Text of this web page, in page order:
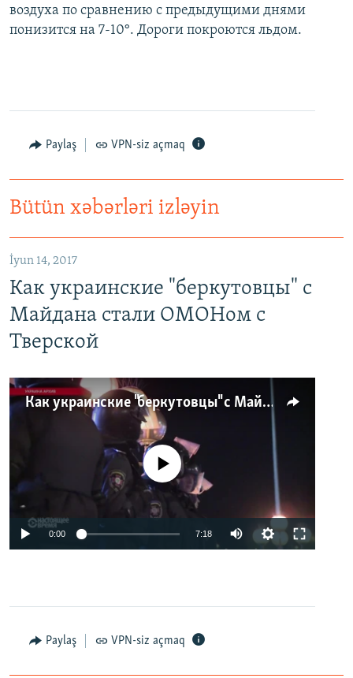
воздуха по сравнению с предыдущими днями
понизится на 7-10°. Дороги покроются льдом.
Paylaş VPN-siz açmaq
Bütün xəbərləri izləyin
İyun 14, 2017
Как украинские "беркутовцы" с
Майдана стали ОМОНом с
Тверской
Как украинские "беркутовцы" с Майдана стали ОМОНом с Тверской
No media source currently available
0:00 7:18
Paylaş VPN-siz açmaq